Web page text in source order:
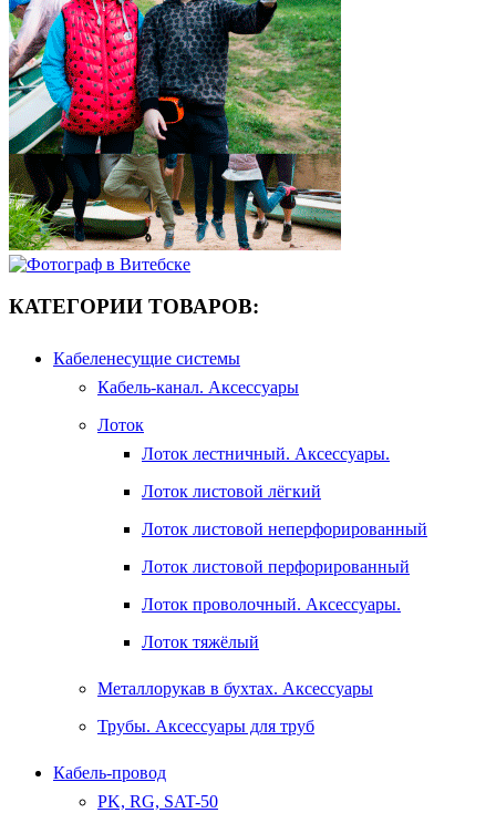
КАТЕГОРИИ ТОВАРОВ:
Кабеленесущие системы
Кабель-канал. Аксессуары
Лоток
Лоток лестничный. Аксессуары.
Лоток листовой лёгкий
Лоток листовой неперфорированный
Лоток листовой перфорированный
Лоток проволочный. Аксессуары.
Лоток тяжёлый
Металлорукав в бухтах. Аксессуары
Трубы. Аксессуары для труб
Кабель-провод
PK, RG, SAT-50